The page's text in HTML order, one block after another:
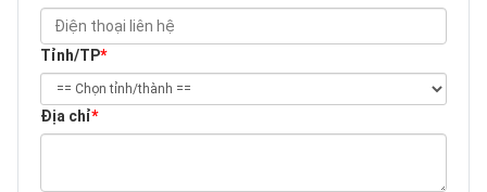
Tỉnh/TP*
Địa chỉ*